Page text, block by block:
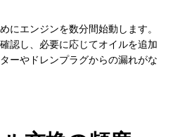
にエンジンを数分間始動します。
認し、必要に応じてオイルを追加
ーやドレンプラグからの漏れがな